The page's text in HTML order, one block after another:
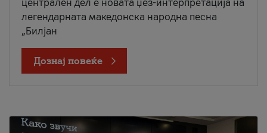
централен дел е новата џез-интерпретација на
легендарната македонска народна песна
„Билјан
Дознај повеќе